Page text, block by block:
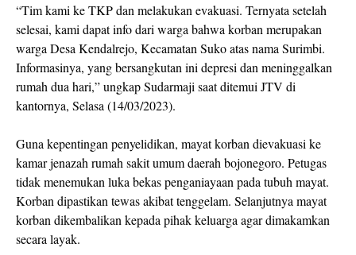
“Tim kami ke TKP dan melakukan evakuasi. Ternyata setelah
selesai, kami dapat info dari warga bahwa korban merupakan
warga Desa Kendalrejo, Kecamatan Suko atas nama Surimbi.
Informasinya, yang bersangkutan ini depresi dan meninggalkan
rumah dua hari,” ungkap Sudarmaji saat ditemui JTV di
kantornya, Selasa (14/03/2023).
Guna kepentingan penyelidikan, mayat korban dievakuasi ke
kamar jenazah rumah sakit umum daerah bojonegoro. Petugas
tidak menemukan luka bekas penganiayaan pada tubuh mayat.
Korban dipastikan tewas akibat tenggelam. Selanjutnya mayat
korban dikembalikan kepada pihak keluarga agar dimakamkan
secara layak.